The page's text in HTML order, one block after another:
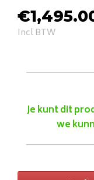
€
Incl BTW
Je kunt dit
we